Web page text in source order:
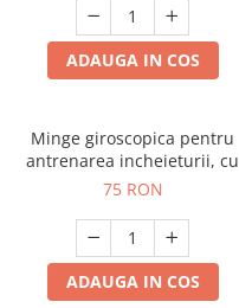
ADAUGA IN COS
Minge giroscopica pentru
antrenarea incheieturii, cu
iluminare RGB
75 RON
ADAUGA IN COS